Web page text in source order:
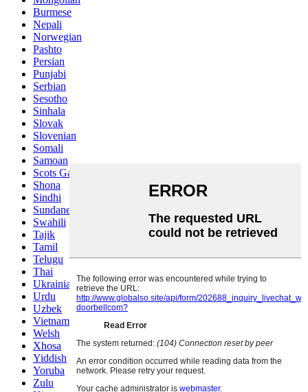
Burmese
Nepali
Norwegian
Pashto
Persian
Punjabi
Serbian
Sesotho
Sinhala
Slovak
Slovenian
Somali
Samoan
Scots Gaelic
Shona
Sindhi
Sundanese
Swahili
Tajik
Tamil
Telugu
Thai
Ukrainian
Urdu
Uzbek
Vietnamese
Welsh
Xhosa
Yiddish
Yoruba
Zulu